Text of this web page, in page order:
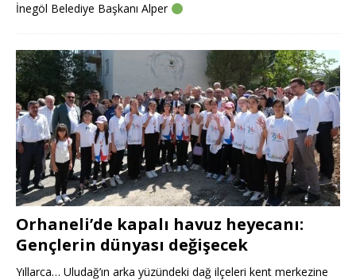
İnegöl Belediye Başkanı Alper
Orhaneli’de kapalı havuz heyecanı:
Gençlerin dünyası değişecek
Yıllarca… Uludağ’ın arka yüzündeki dağ ilçeleri kent merkezine